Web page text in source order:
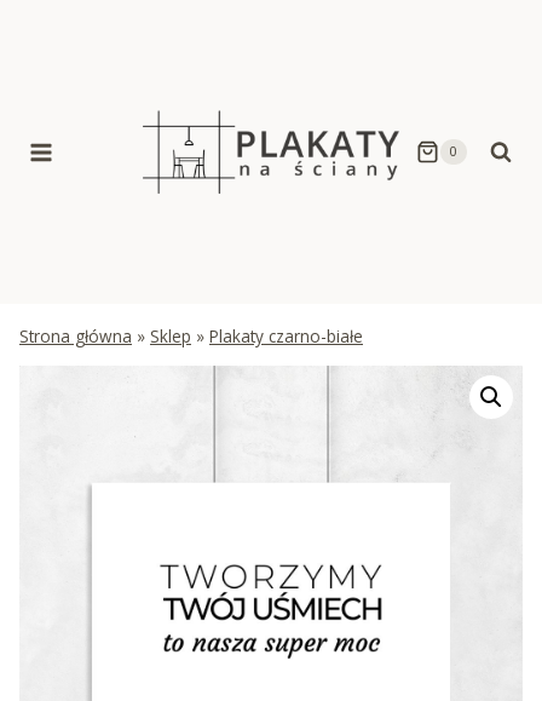
0
Strona główna » Sklep » Plakaty czarno-białe